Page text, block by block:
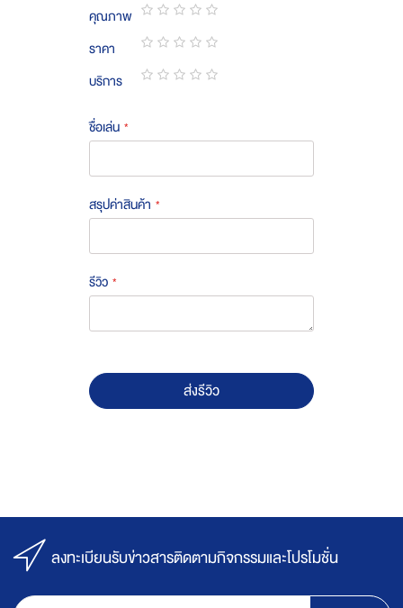
คุณภาพ
1
star
2
stars
3
stars
4
stars
5
stars
ราคา
1
star
2
stars
3
stars
4
stars
5
stars
บริการ
ชื่อเล่น
สรุปค่าสินค้า
รีวิว
ส่งรีวิว
ลงทะเบียนรับข่าวสารติดตามกิจกรรมและโปรโมชั่น